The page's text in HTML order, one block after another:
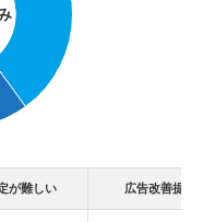
が難しい 広告改善提案